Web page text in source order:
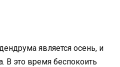
является осень, и
В это время беспокоить